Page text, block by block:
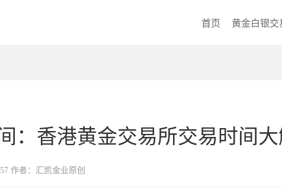
首页 黄金白银交
：香港黄金交易所交易时间
作者：汇凯金业原创